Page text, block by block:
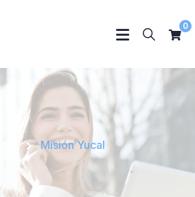
0
Misión Yucal